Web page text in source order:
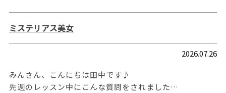
ミステリアス美女
2026.07.26
みんさん、こんにちは田中です♪
先週のレッスン中にこんな質問をされました…